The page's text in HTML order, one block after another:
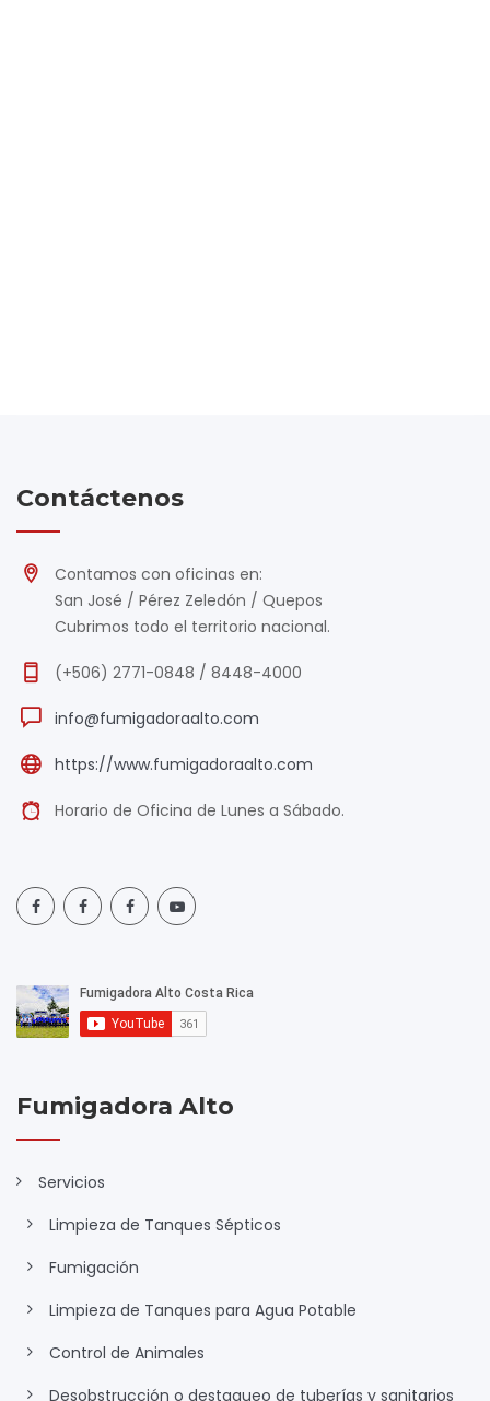
Contáctenos
Contamos con oficinas en:
San José / Pérez Zeledón / Quepos
Cubrimos todo el territorio nacional.
(+506) 2771-0848 / 8448-4000
info@fumigadoraalto.com
https://www.fumigadoraalto.com
Horario de Oficina de Lunes a Sábado.
Fumigadora Alto
Servicios
Limpieza de Tanques Sépticos
Fumigación
Limpieza de Tanques para Agua Potable
Control de Animales
Desobstrucción o destaqueo de tuberías y sanitarios